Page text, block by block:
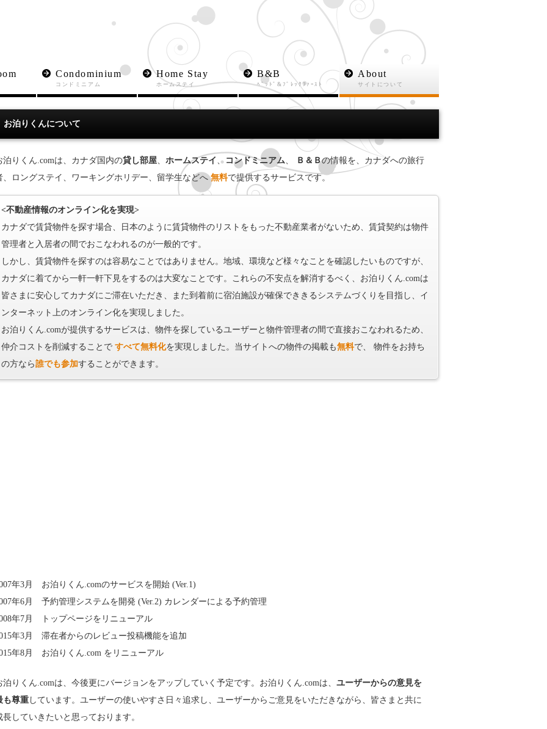
Condominium
コンドミニアム
Home Stay
ホームステイ
B&B
ﾍﾞｯﾄﾞ&ﾌﾞﾚｯｸﾌｧｰｽﾄ
About
サイトについて
お泊りくんについて
泊りくん.comは、カナダ国内の貸し部屋、 ホームステイ 、 コンドミニアム、 Ｂ＆Ｂの情報を、カナダへの旅行
、ロングステイ、ワーキングホリデー、留学生などへ無料で提供するサービスです。
<不動産情報のオンライン化を実現>
カナダで賃貸物件を探す場合、日本のように賃貸物件のリストをもった不動産業者がないため、賃貸契約は物件
管理者と入居者の間でおこなわれるのが一般的です。
しかし、賃貸物件を探すのは容易なことではありません。地域、環境など様々なことを確認したいものですが、
カナダに着てから一軒一軒下見をするのは大変なことです。これらの不安点を解消するべく、お泊りくん.comは
皆さまに安心してカナダにご滞在いただき、また到着前に宿泊施設が確保でききるシステムづくりを目指し、イ
ンターネット上のオンライン化を実現しました。
お泊りくん.comが提供するサービスは、物件を探しているユーザーと物件管理者の間で直接おこなわれるため、
仲介コストを削減することで すべて無料化を実現しました。当サイトへの物件の掲載も無料で、 物件をお持ち
の方なら誰でも参加することができます。
年3月 お泊りくん.comのサービスを開始 (Ver.1)
年6月 予約管理システムを開発 (Ver.2) カレンダーによる予約管理
年7月 トップページをリニューアル
年3月 滞在者からのレビュー投稿機能を追加
年8月 お泊りくん.com をリニューアル
泊りくん.comは、今後更にバージョンをアップしていく予定です。お泊りくん.comは、 ユーザーからの意見を
も尊重 しています。ユーザーの使いやすさ日々追求し、ユーザーからご意見をいただきながら、皆さまと共に
長していきたいと思っております。